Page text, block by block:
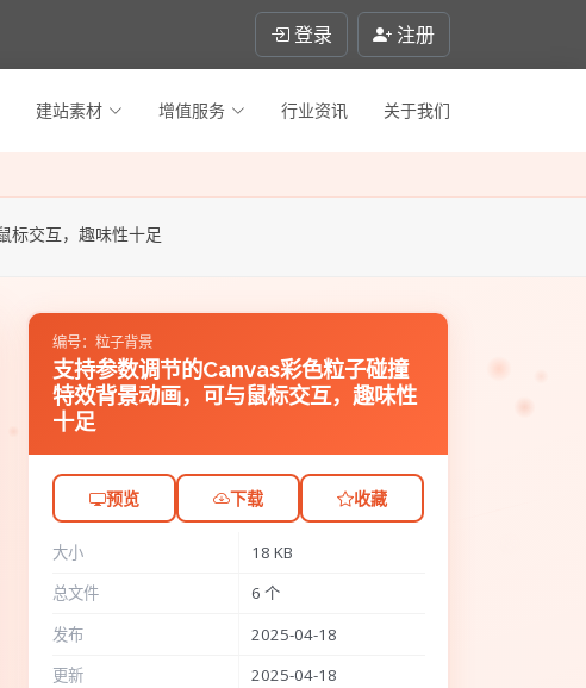
登录 注册
建站素材 增值服务 行业资讯 关于我们
标交互，趣味性十足
编号：粒子背景
支持参数调节的Canvas彩色粒子碰撞
特效背景动画，可与鼠标交互，趣味性
十足
预览 下载 收藏
大小
18 KB
总文件
6 个
发布
2025-04-18
更新
2025-04-18